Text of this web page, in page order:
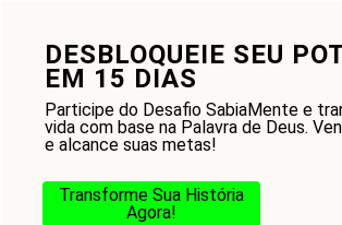
DESBLOQUEIE SEU
EM 15 DIAS
Participe do Desafio SabiaMente e
vida com base na Palavra de Deus.
e alcance suas metas!
Transforme Sua História
Agora!
conteúdo
é a vida em Cristo: Descubra seu Verdadeiro